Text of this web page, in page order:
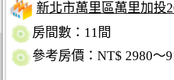
新北市萬里區萬里加投
房間數：11間
參考房價：NT$ 2980～